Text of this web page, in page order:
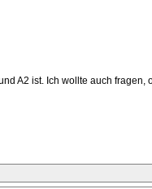
A2 ist. Ich wollte auch fragen,